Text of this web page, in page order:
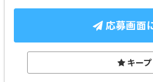
応募画面
キープ